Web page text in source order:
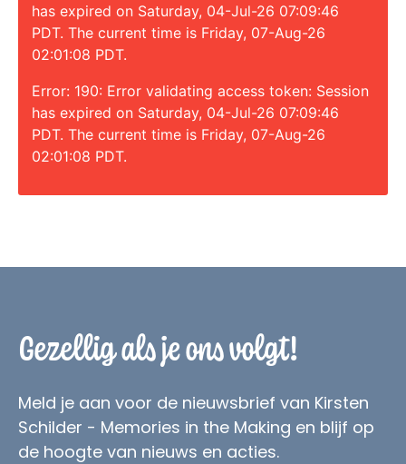
has expired on Saturday, 04-Jul-26 07:09:46
PDT. The current time is Friday, 07-Aug-26
02:01:08 PDT.
Error: 190: Error validating access token: Session
has expired on Saturday, 04-Jul-26 07:09:46
PDT. The current time is Friday, 07-Aug-26
02:01:08 PDT.
Gezellig als je ons volgt!
Meld je aan voor de nieuwsbrief van Kirsten
Schilder - Memories in the Making en blijf op
de hoogte van nieuws en acties.